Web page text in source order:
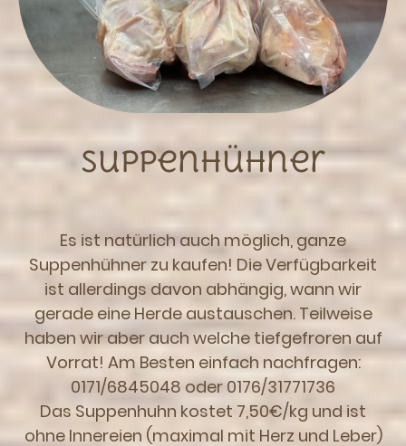
Suppenhühner
Es ist natürlich auch möglich, ganze
Suppenhühner zu kaufen! Die Verfügbarkeit
ist allerdings davon abhängig, wann wir
gerade eine Herde austauschen. Teilweise
haben wir aber auch welche tiefgefroren auf
Vorrat! Am Besten einfach nachfragen:
0171/6845048 oder 0176/31771736
Das Suppenhuhn kostet 7,50€/kg und ist
ohne Innereien (maximal mit Herz und Leber)